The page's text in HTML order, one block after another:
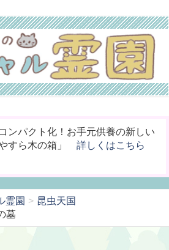
った！小動物専用の桐のお骨入れ
BOX桐」詳しくはこちら
日や周忌にオンライン上で法要を
モート供養」 詳しくはこちら
ンパクト化！お手元供養の新しい
すら木の箱」 詳しくはこちら
霊園
昆虫天国
墓